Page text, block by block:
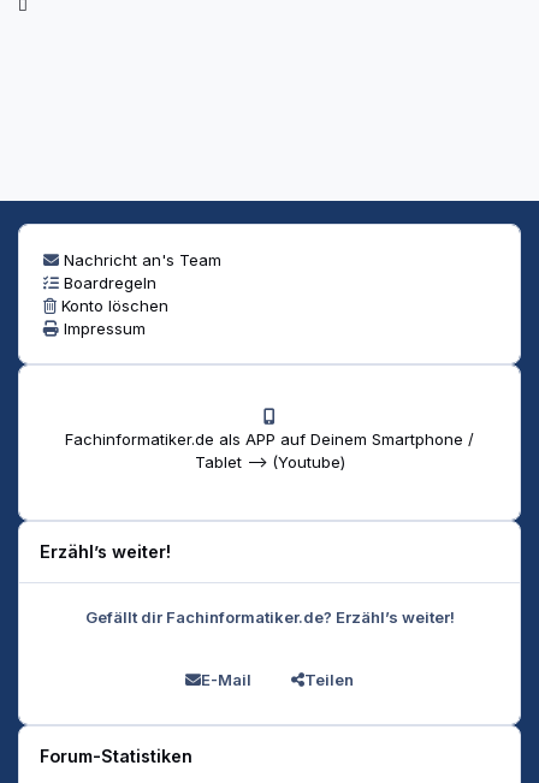
Nachricht an's Team
Boardregeln
Konto löschen
Impressum
Fachinformatiker.de als APP auf Deinem Smartphone /
Tablet --> (Youtube)
Erzähl’s weiter!
Gefällt dir Fachinformatiker.de? Erzähl’s weiter!
E-Mail Teilen
Forum-Statistiken